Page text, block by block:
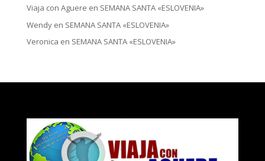
Viaja con Aguere en SEMANA SANTA «ESLOVENIA»
Wendyen SEMANA SANTA «ESLOVENIA»
Veronica en SEMANA SANTA «ESLOVENIA»